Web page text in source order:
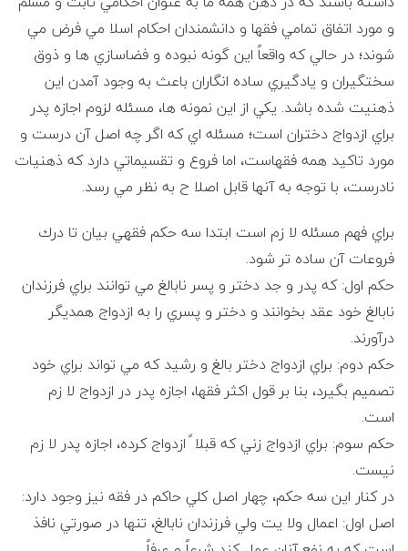
ل
پ
ا
ی
ه
ی
ک
ا
ی
ل
ا
و مورد اتفاق تمامي فقها و دانشمندان احكام اسلا مي فرض مي
شوند؛ در حالي كه واقعاً اين گونه نبوده و فضاسازي ها و ذوق
سختگيران و يادگيري ساده انگاران باعث به وجود آمدن اين
ذهنيت شده باشد. يكي از اين نمونه ها، مسئله لزوم اجازه پدر
براي ازدواج دختران است؛ مسئله اي كه اگر چه اصل آن درست و
مورد تاكيد همه فقهاست، اما فروع و تقسيماتي دارد كه ذهنيات
نادرست، با توجه به آنها قابل اصلا ح به نظر مي رسد.
براي فهم مسئله لا زم است ابتدا سه حكم فقهي بيان تا درك
فروعات آن ساده تر شود.
حكم اول: كه پدر و جد دختر و پسر نابالغ مي توانند براي فرزندان
نابالغ خود عقد بخوانند و دختر و پسري را به ازدواج همديگر
درآورند.
حكم دوم: براي ازدواج دختر بالغ و رشيد كه مي تواند براي خود
تصميم بگيرد، بنا بر قول اكثر فقها، اجازه پدر در ازدواج لا زم
است.
حكم سوم: براي ازدواج زني كه قبلا ً ازدواج كرده، اجازه پدر لا زم
نيست.
در كنار اين سه حكم، چهار اصل كلي حاكم در فقه نيز وجود دارد:
اصل اول: اعمال ولا يت ولي فرزندان نابالغ، تنها در صورتي نافذ